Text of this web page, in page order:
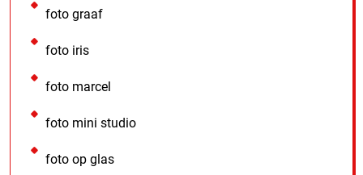
foto graaf
foto iris
foto marcel
foto mini studio
foto op glas